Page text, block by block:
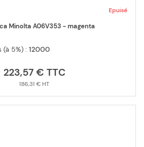
Epuisé
Minolta A06V353 - magenta
5%) : 12000
223,57 €
186,31 €